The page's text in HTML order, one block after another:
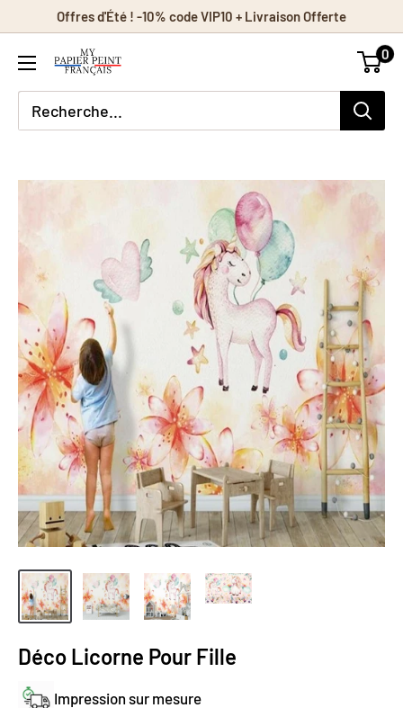
contenu
Offres d'Été ! -10% code VIP10 + Livraison Offerte
0
Déco Licorne Pour Fille
Impression sur mesure